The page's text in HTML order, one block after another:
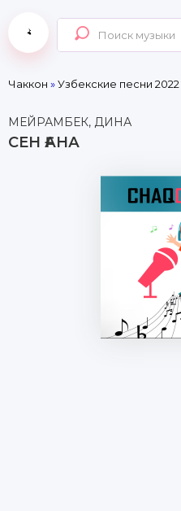
Чаккон »Узбекские песни 2022
МЕЙРАМБЕК, ДИНА
СЕН ҒАНА